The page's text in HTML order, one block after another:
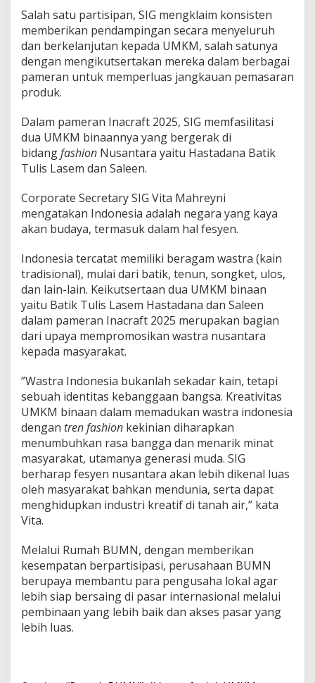
Salah satu partisipan, SIG mengklaim konsisten
memberikan pendampingan secara menyeluruh
dan berkelanjutan kepada UMKM, salah satunya
dengan mengikutsertakan mereka dalam berbagai
pameran untuk memperluas jangkauan pemasaran
produk.
Dalam pameran Inacraft 2025, SIG memfasilitasi
dua UMKM binaannya yang bergerak di
bidangfashion Nusantara yaitu Hastadana Batik
Tulis Lasem dan Saleen.
Corporate Secretary SIG Vita Mahreyni
mengatakan Indonesia adalah negara yang kaya
akan budaya, termasuk dalam hal fesyen.
Indonesia tercatat memiliki beragam wastra (kain
tradisional), mulai dari batik, tenun, songket, ulos,
dan lain-lain. Keikutsertaan dua UMKM binaan
yaitu Batik Tulis Lasem Hastadana dan Saleen
dalam pameran Inacraft 2025 merupakan bagian
dari upaya mempromosikan wastra nusantara
kepada masyarakat.
”Wastra Indonesia bukanlah sekadar kain, tetapi
sebuah identitas kebanggaan bangsa. Kreativitas
UMKM binaan dalam memadukan wastra indonesia
dengan tren fashion kekinian diharapkan
menumbuhkan rasa bangga dan menarik minat
masyarakat, utamanya generasi muda. SIG
berharap fesyen nusantara akan lebih dikenal luas
oleh masyarakat bahkan mendunia, serta dapat
menghidupkan industri kreatif di tanah air,” kata
Vita.
Melalui Rumah BUMN, dengan memberikan
kesempatan berpartisipasi, perusahaan BUMN
berupaya membantu para pengusaha lokal agar
lebih siap bersaing di pasar internasional melalui
pembinaan yang lebih baik dan akses pasar yang
lebih luas.